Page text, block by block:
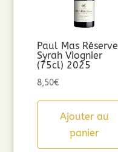
Paul Mas Réserve
Syrah Viognier
(75cl) 2025
8,50€
Ajouter au
panier